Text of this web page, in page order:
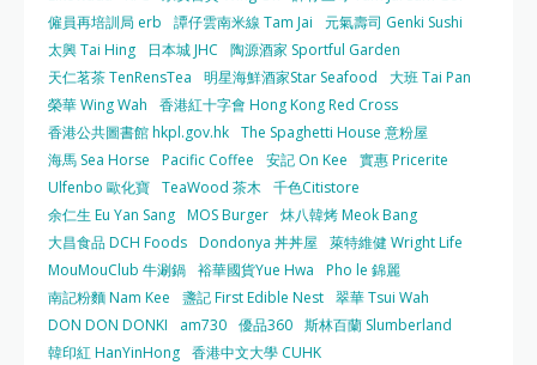
僱員再培訓局 erb
譚仔雲南米線 Tam Jai
元氣壽司 Genki Sushi
太興 Tai Hing
日本城 JHC
陶源酒家 Sportful Garden
天仁茗茶 TenRensTea
明星海鮮酒家Star Seafood
大班 Tai Pan
榮華 Wing Wah
香港紅十字會 Hong Kong Red Cross
香港公共圖書館 hkpl.gov.hk The Spaghetti House 意粉屋
海馬 Sea Horse
Pacific Coffee 安記 On Kee
實惠 Pricerite
Ulfenbo 歐化寶 TeaWood 茶木 千色Citistore
余仁生 Eu Yan Sang MOS Burger 炑八韓烤 Meok Bang
大昌食品 DCH Foods Dondonya 丼丼屋
萊特維健 Wright Life
MouMouClub 牛涮鍋 裕華國貨Yue Hwa
Pho le 錦麗
南記粉麵 Nam Kee
盞記 First Edible Nest 翠華 Tsui Wah
DON DON DONKI
am730 優品360 斯林百蘭 Slumberland
韓印紅 HanYinHong 香港中文大學 CUHK